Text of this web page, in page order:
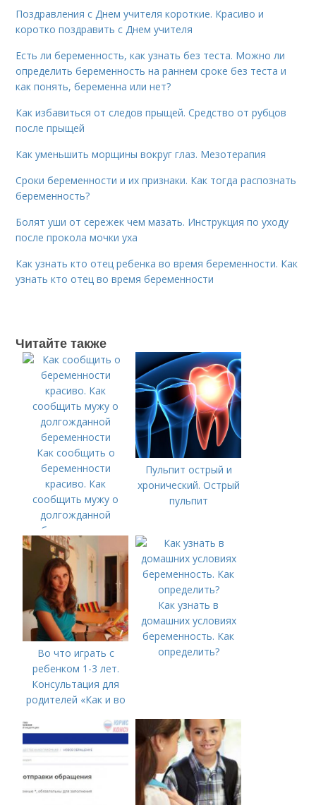
Поздравления с Днем учителя короткие. Красиво и
коротко поздравить с Днем учителя
Есть ли беременность, как узнать без теста. Можно ли
определить беременность на раннем сроке без теста и
как понять, беременна или нет?
Как избавиться от следов прыщей. Средство от рубцов
после прыщей
Как уменьшить морщины вокруг глаз. Мезотерапия
Сроки беременности и их признаки. Как тогда распознать
беременность?
Болят уши от сережек чем мазать. Инструкция по уходу
после прокола мочки уха
Как узнать кто отец ребенка во время беременности. Как
узнать кто отец во время беременности
Читайте также
Как сообщить о
беременности
красиво. Как
сообщить мужу о
долгожданной
беременности
Пульпит острый и
хронический. Острый
пульпит
Во что играть с
ребенком 1-3 лет.
Консультация для
родителей «Как и во
ребенком от 1,5 до 3
лет»
Как узнать в
домашних условиях
беременность. Как
определить?